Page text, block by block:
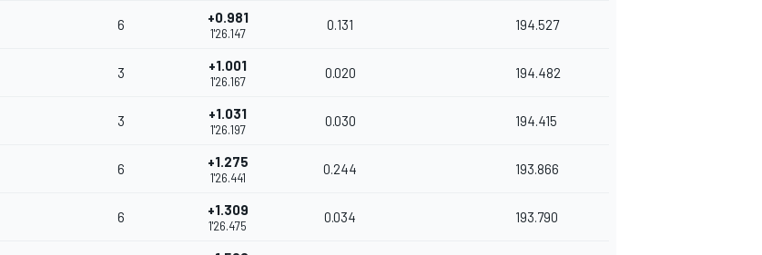
6 +0.981
1'26.147
0.131 194.527
3 +1.001
1'26.167
0.020 194.482
3 +1.031
1'26.197
0.030 194.415
6 +1.275
1'26.441
0.244 193.866
6 +1.309
1'26.475
0.034 193.790